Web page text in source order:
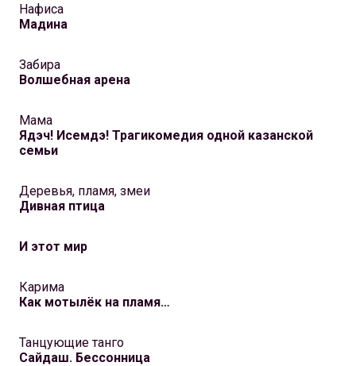
Нафиса
Мадина
Забира
Волшебная арена
Мама
Ядэч! Исемдэ! Трагикомедия одной казанской
семьи
Деревья, пламя, змеи
Дивная птица
И этот мир
Карима
Как мотылёк на пламя…
Танцующие танго
Сайдаш. Бессонница